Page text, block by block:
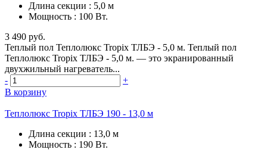
Длина секции : 5,0 м
Мощность : 100 Вт.
3 490 руб.
Теплый пол Теплолюкс Tropix ТЛБЭ - 5,0 м. Теплый пол
Теплолюкс Tropix ТЛБЭ - 5,0 м. — это экранированный
двухжильный нагреватель...
-
+
В корзину
Теплолюкс Tropix ТЛБЭ 190 - 13,0 м
Длина секции : 13,0 м
Мощность : 190 Вт.